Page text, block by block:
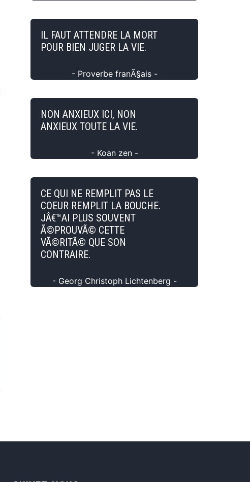
IL FAUT ATTENDRE LA MORT
POUR BIEN JUGER LA VIE.
- Proverbe franÃ§ais -
NON ANXIEUX ICI, NON
ANXIEUX TOUTE LA VIE.
- Koan zen -
CE QUI NE REMPLIT PAS LE
COEUR REMPLIT LA BOUCHE.
JÂ€™AI PLUS SOUVENT
Ã©PROUVÃ© CETTE
VÃ©RITÃ© QUE SON
CONTRAIRE.
- Georg Christoph Lichtenberg -